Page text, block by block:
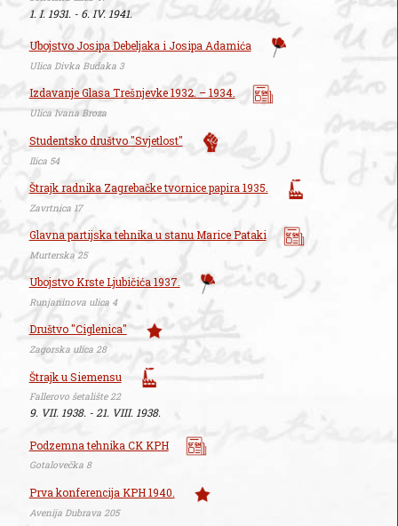
1. I. 1931. - 6. IV. 1941.
Ubojstvo Josipa Debeljaka i Josipa Adamića
Ulica Divka Budaka 3
Izdavanje Glasa Trešnjevke 1932. – 1934.
Ulica Ivana Broza
Studentsko društvo "Svjetlost"
Ilica 54
Štrajk radnika Zagrebačke tvornice papira 1935.
Zavrtnica 17
Glavna partijska tehnika u stanu Marice Pataki
Murterska 25
Ubojstvo Krste Ljubičića 1937.
Runjaninova ulica 4
Društvo "Ciglenica"
Zagorska ulica 28
Štrajk u Siemensu
Fallerovo šetalište 22
9. VII. 1938. - 21. VIII. 1938.
Podzemna tehnika CK KPH
Gotalovečka 8
Prva konferencija KPH 1940.
Avenija Dubrava 205